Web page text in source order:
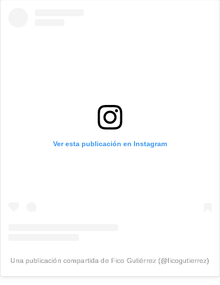
Ver esta publicación en Instagram
Una publicación compartida de Fico Gutiérrez (@ficogutierrez)